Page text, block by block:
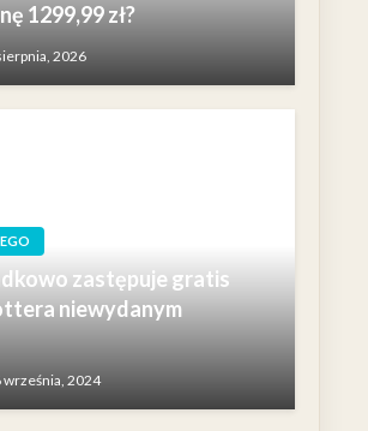
1299,99 zł?
2026
zastępuje gratis
niewydanym
września, 2024